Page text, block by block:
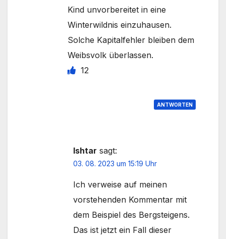
Kind unvorbereitet in eine
Winterwildnis einzuhausen.
Solche Kapitalfehler bleiben dem
Weibsvolk überlassen.
12
ANTWORTEN
Ishtar sagt:
03. 08. 2023 um 15:19 Uhr
Ich verweise auf meinen
vorstehenden Kommentar mit
dem Beispiel des Bergsteigens.
Das ist jetzt ein Fall dieser